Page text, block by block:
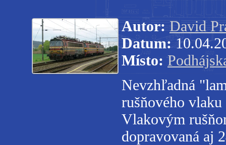
Autor: David
Datum:
Místo:
Nevzhľadná
rušňového
Vlakovým
dopravovaná aj